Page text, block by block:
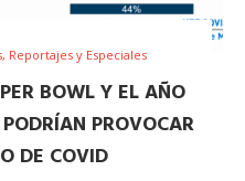
Reportajes y Especiales
BOWL Y EL AÑO
PROVOCAR
DE COVID